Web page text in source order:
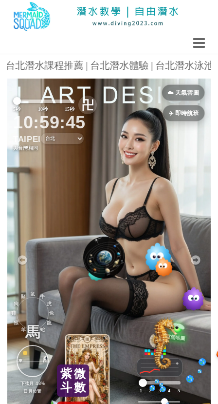
水課程推薦 | 台北潛水體驗 | 台北潛水泳池 | 潛
☁️ 天氣雲圖
✈️ 即時航班
紫微
斗數
1 2 3 4 5
5秒 10秒 15秒 卍
10:59:48
TAIPEI
與台灣相同
鼠
牛
虎
兔
龍
蛇
馬
羊
猴
雞
狗
豬
東 西
下弦月 48%
日月位置
Previous Next